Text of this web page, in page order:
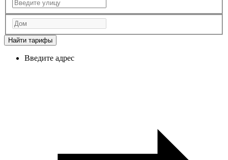
Найти тарифы
Введите адрес